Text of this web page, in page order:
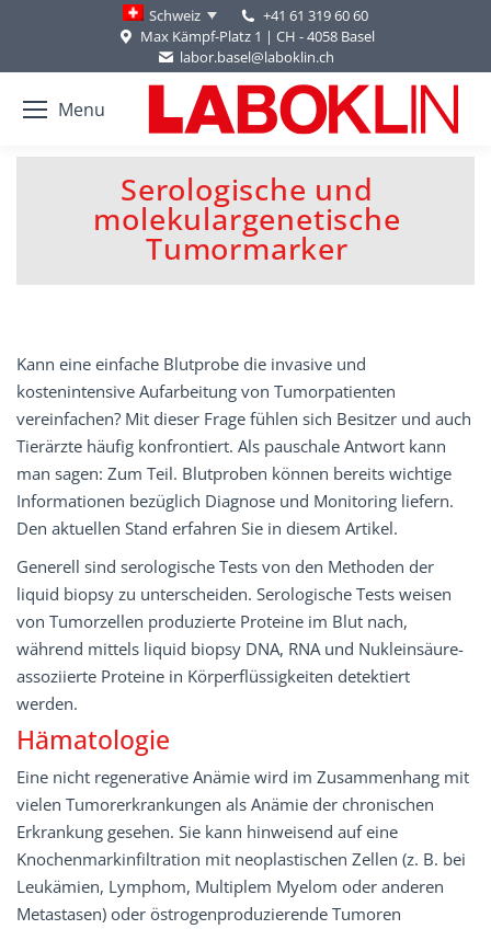
Schweiz
+41 61 319 60 60
Max Kämpf-Platz 1 | CH - 4058 Basel
labor.basel@laboklin.ch
Menu
Serologische und
molekulargenetische
Tumormarker
You are here:
Kann eine einfache Blutprobe die invasive und
kostenintensive Aufarbeitung von Tumorpatienten
vereinfachen? Mit dieser Frage fühlen sich Besitzer und auch
Tierärzte häufig konfrontiert. Als pauschale Antwort kann
man sagen: Zum Teil. Blutproben können bereits wichtige
Informationen bezüglich Diagnose und Monitoring liefern.
Den aktuellen Stand erfahren Sie in diesem Artikel.
Generell sind serologische Tests von den Methoden der
liquid biopsy zu unterscheiden. Serologische Tests weisen
von Tumorzellen produzierte Proteine im Blut nach,
während mittels liquid biopsy DNA, RNA und Nukleinsäure-
assoziierte Proteine in Körperflüssigkeiten detektiert
werden.
Hämatologie
Eine nicht regenerative Anämie wird im Zusammenhang mit
vielen Tumorerkrankungen als Anämie der chronischen
Erkrankung gesehen. Sie kann hinweisend auf eine
Knochenmarkinfiltration mit neoplastischen Zellen (z. B. bei
Leukämien, Lymphom, Multiplem Myelom oder anderen
Metastasen) oder östrogenproduzierende Tumoren